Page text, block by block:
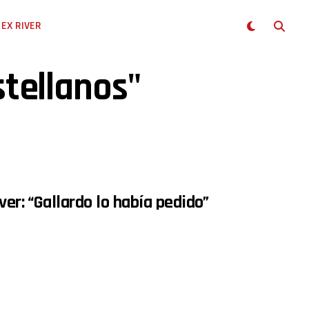
EX RIVER
“Gallardo lo había pedido”